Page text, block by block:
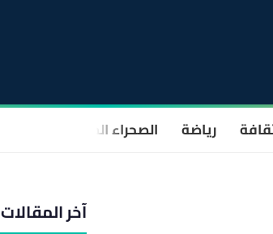
رياضة الصحراء المغربية
آخر المقالات